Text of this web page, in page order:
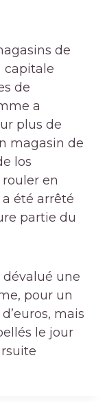
de
capitale
de
a
plus de
magasin de
los
rouler en
été arrêté
partie du
une
pour un
mais
le jour